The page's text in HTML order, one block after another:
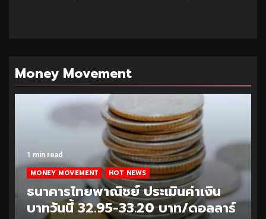
Money Movement
1 min read
MONEY MOVEMENT HOT NEWS
ธนาคารไทยพาณิชย์ ประเมินค่าเงิน
บาทวันนี้ 32.95-33.20 บาท/ดอลลาร์